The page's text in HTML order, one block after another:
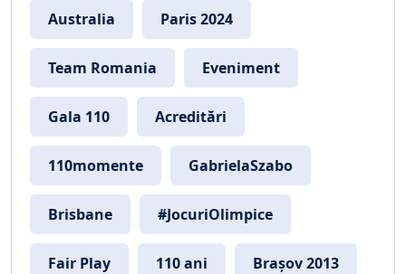
Australia Paris 2024
Team Romania Eveniment
Gala 110 Acreditări
110momente GabrielaSzabo
Brisbane #JocuriOlimpice
Fair Play 110 ani Brașov 2013